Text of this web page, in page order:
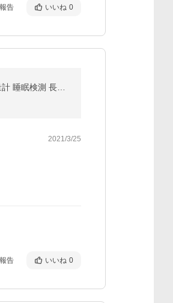
告 いいね 0
2021/3/25
告 いいね 0